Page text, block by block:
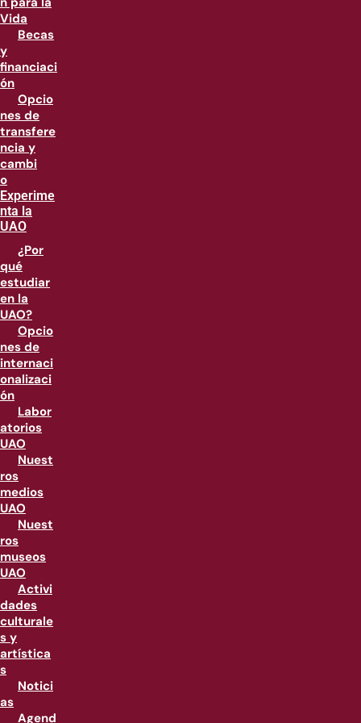
Vida
Becas
y
financiaci
ón
Opcio
nes de
transfere
ncia y
cambi
o
Experime
nta la
UAO
¿Por
qué
estudiar
en la
UAO?
Opcio
nes de
internaci
onalizaci
ón
Labor
atorios
UAO
Nuest
ros
medios
UAO
Nuest
ros
museos
UAO
Activi
dades
culturale
s y
artística
s
Notici
as
Agend